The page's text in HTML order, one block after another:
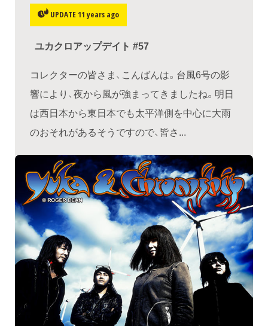
UPDATE 11 years ago
ユカクロアップデイト #57
コレクターの皆さま、こんばんは。台風6号の影
響により、夜から風が強まってきましたね。明日
は西日本から東日本でも太平洋側を中心に大雨
のおそれがあるそうですので、皆さ...